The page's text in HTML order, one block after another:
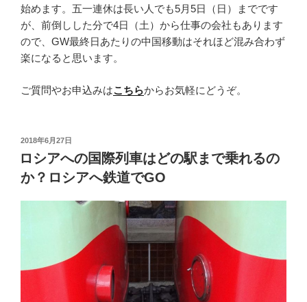
始めます。五一連休は長い人でも5月5日（日）までです
が、前倒しした分で4日（土）から仕事の会社もあります
ので、GW最終日あたりの中国移動はそれほど混み合わず
楽になると思います。
ご質問やお申込みはこちらからお気軽にどうぞ。
投
稿
日:
2018年6月27日
ロシアへの国際列車はどの駅まで乗れるの
か？ロシアへ鉄道でGO